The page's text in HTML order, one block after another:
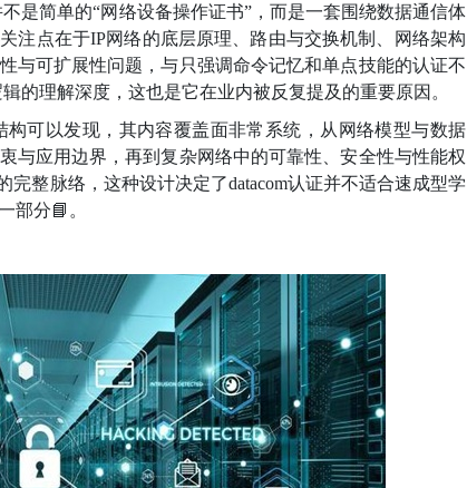
不是简单的“网络设备操作证书”，而是一套围绕数据通信体
注点在于IP网络的底层原理、路由与交换机制、网络架构
与可扩展性问题，与只强调命令记忆和单点技能的认证不
的理解深度，这也是它在业内被反复提及的重要原因 。
构可以发现 ， 其内容覆盖面非常系统，从网络模型与数据
与应用边界，再到复杂网络中的可靠性、安全性与性能权
完整脉络，这种设计决定了datacom认证并不适合速成型学
部分📘 。